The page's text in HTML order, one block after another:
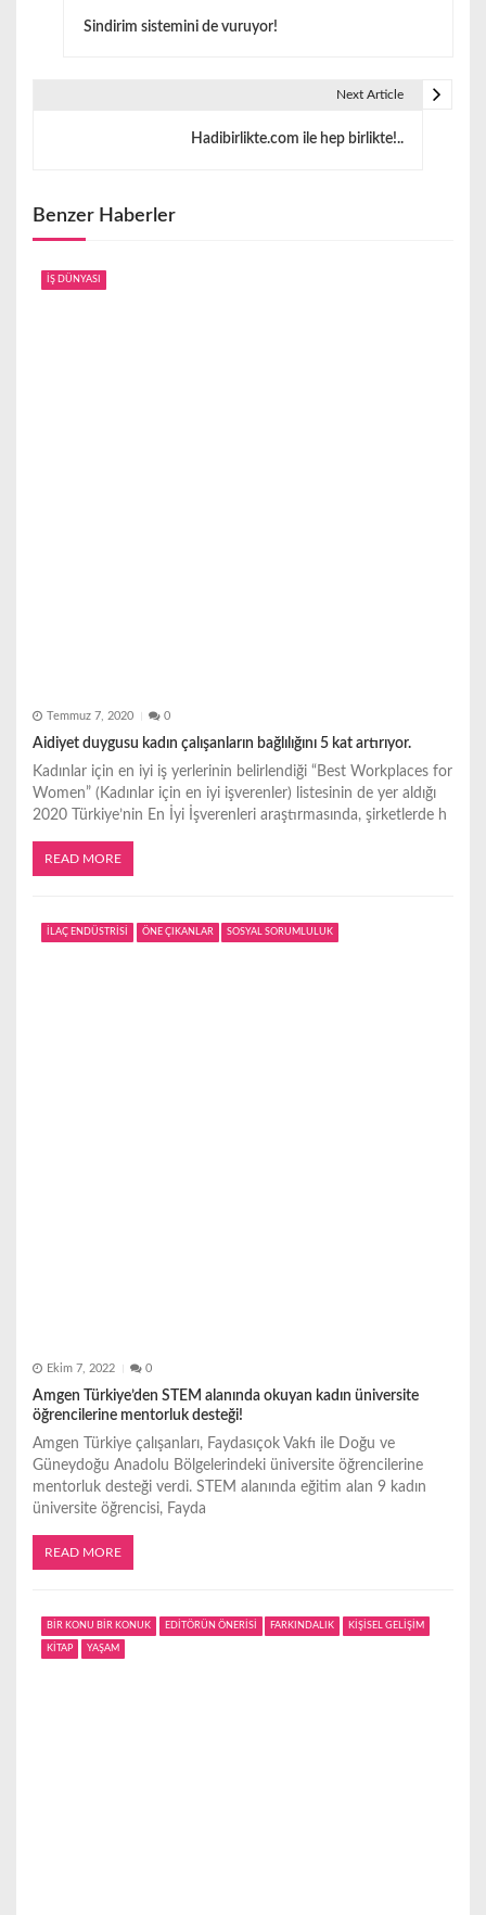
z
Sindirim sistemini de vuruyor!
Next Article
Hadibirlikte.com ile hep birlikte!..
Benzer Haberler
İŞ DÜNYASI
Temmuz 7, 2020 0
Aidiyet duygusu kadın çalışanların bağlılığını 5 kat artırıyor.
Kadınlar için en iyi iş yerlerinin belirlendiği “Best Workplaces for
Women” (Kadınlar için en iyi işverenler) listesinin de yer aldığı
2020 Türkiye’nin En İyi İşverenleri araştırmasında, şirketlerde h
READ MORE
İLAÇ ENDÜSTRİSİ ÖNE ÇIKANLAR SOSYAL SORUMLULUK
Ekim 7, 2022 0
Amgen Türkiye’den STEM alanında okuyan kadın üniversite
öğrencilerine mentorluk desteği!
Amgen Türkiye çalışanları, Faydasıçok Vakfı ile Doğu ve
Güneydoğu Anadolu Bölgelerindeki üniversite öğrencilerine
mentorluk desteği verdi. STEM alanında eğitim alan 9 kadın
üniversite öğrencisi, Fayda
READ MORE
BİR KONU BİR KONUK EDİTÖRÜN ÖNERİSİ FARKINDALIK KİŞİSEL GELİŞİM
KİTAP YAŞAM